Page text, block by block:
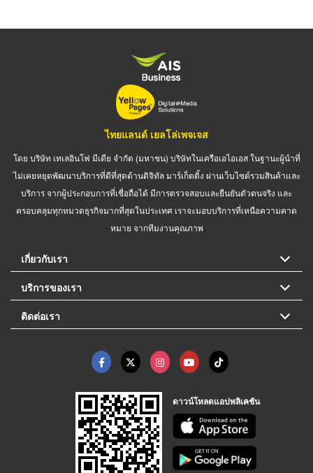
ไทยแลนด์ เยลโล่เพจเจส
โดย บริษัท เทเลอินโฟ มีเดีย จำกัด (มหาชน) บริษัทในเครือเอไอเอส ในฐานะผู้นำที่
ไม่เคยหยุดพัฒนาบริการที่ดีที่สุดด้านดิจิทัล มาร์เก็ตติ้ง ผ่านเว็บไซต์รวมสินค้าและ
บริการ จากผู้ประกอบการที่เชื่อถือได้ มีการตรวจสอบและยืนยันตัวตนจริง และ
ครอบคลุมทุกหมวดธุรกิจมากที่สุดในประเทศ เราจะมอบบริการที่เหนือความคาด
หมาย จากทีมงานคุณภาพ
เกี่ยวกับเรา
บริการของเรา
ติดต่อเรา
ดาวน์โหลดแอปพลิเคชัน